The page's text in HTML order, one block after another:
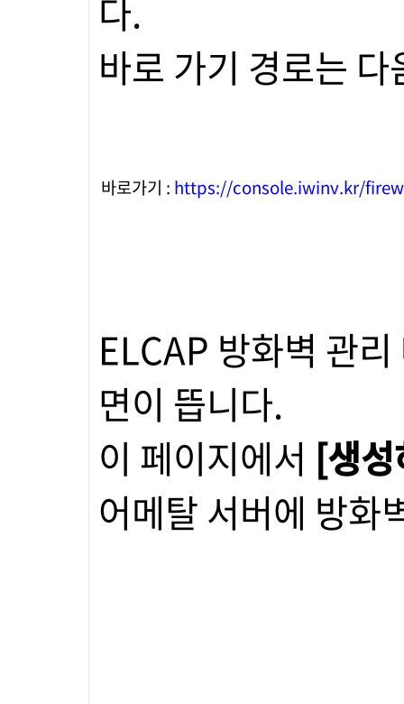
다.
바로 가기 경로는
바로가기 : https://console.iwinv.kr/
ELCAP 방화벽 관
면이 뜹니다.
이 페이지에서 [생
어메탈 서버에 방화